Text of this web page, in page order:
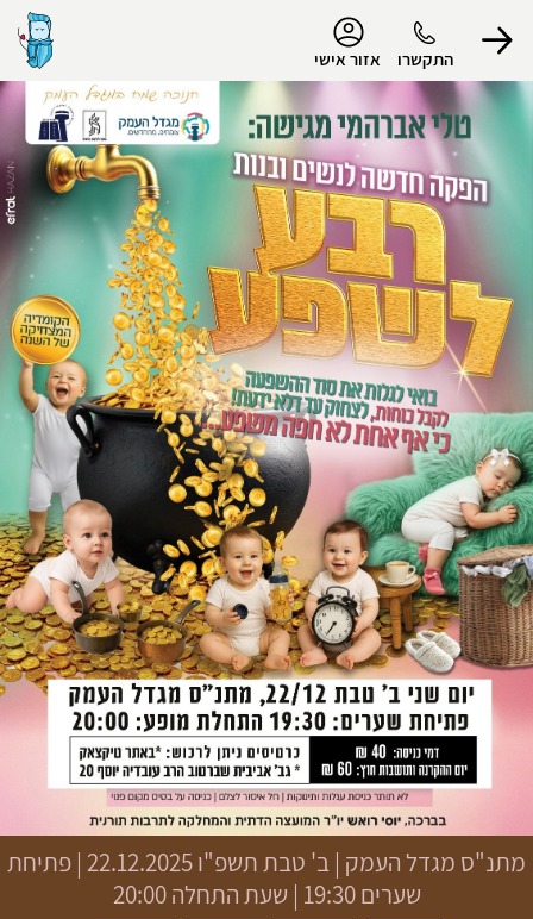
התקשרו אזור אישי
הפרופיל שלי
התנתק
מתנ"ס מגדל העמק | ב' טבת תשפ"ו
22.12.2025 | פתיחת
שערים 19:30 | שעת התחלה 20:00